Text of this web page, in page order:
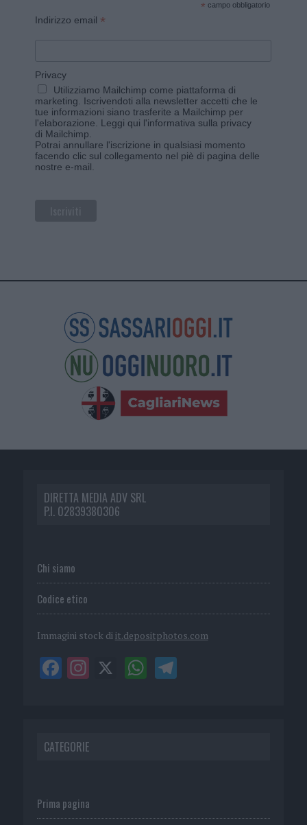
* campo obbligatorio
Indirizzo email *
Privacy
Utilizziamo Mailchimp come piattaforma di
marketing. Iscrivendoti alla newsletter accetti che le
tue informazioni siano trasferite a Mailchimp per
l'elaborazione. Leggi qui l'informativa sulla privacy
di Mailchimp
Potrai annullare l'iscrizione in qualsiasi momento
facendo clic sul collegamento nel piè di pagina delle
nostre e-mail.
DIRETTA MEDIA ADV SRL
P.I. 02839380306
Chi siamo
Codice etico
Immagini stock di it.depositphotos.com
CATEGORIE
Prima pagina